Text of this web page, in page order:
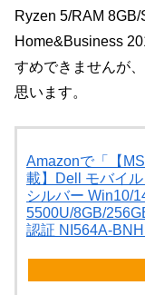
Ryzen 5/RAM
Home&Business
すめできませんが
思います。
Amazonで「【
載】Dell モバイ
シルバー Win10/
5500U/8GB/
認証 NI564A-